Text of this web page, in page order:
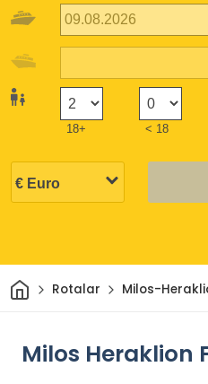
18+ < 18
Ev Rotalar Milos-
Milos Heraklion